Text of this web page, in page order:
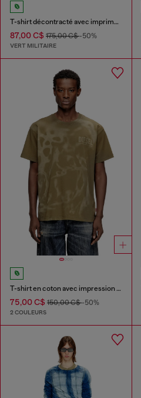
T-shirt décontracté avec imprimé camouflage au dos
87,00 C$ 175,00 C$-50%
VERT MILITAIRE
T-shirt en coton avec impression laser
75,00 C$ 150,00 C$-50%
2 COULEURS